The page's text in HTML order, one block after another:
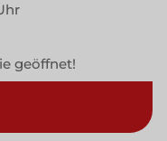
geöffnet!